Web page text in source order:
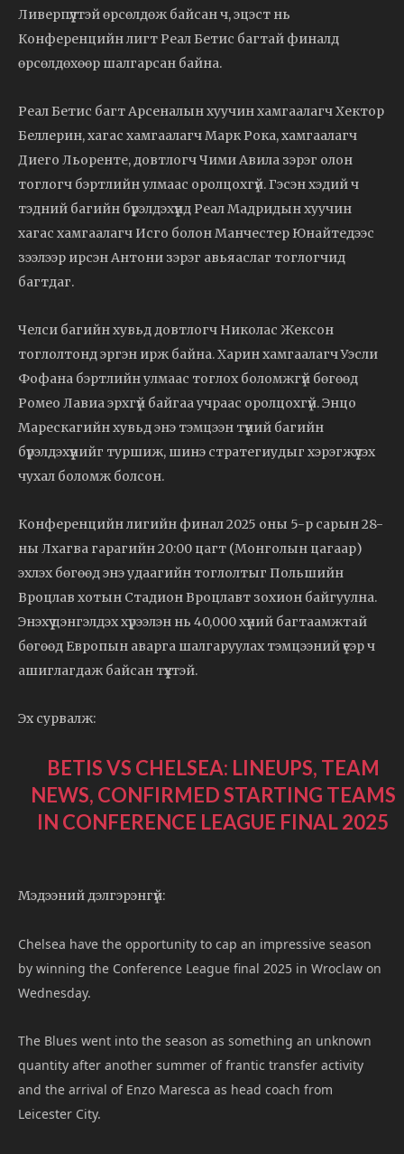
Ливерпүүлтэй өрсөлдөж байсан ч, эцэст нь
Конференцийн лигт Реал Бетис багтай финалд
өрсөлдөхөөр шалгарсан байна.
Реал Бетис багт Арсеналын хуучин хамгаалагч Хектор
Беллерин, хагас хамгаалагч Марк Рока, хамгаалагч
Диего Льоренте, довтлогч Чими Авила зэрэг олон
тоглогч бэртлийн улмаас оролцохгүй. Гэсэн хэдий ч
тэдний багийн бүрэлдэхүүнд Реал Мадридын хуучин
хагас хамгаалагч Исго болон Манчестер Юнайтедээс
зээлээр ирсэн Антони зэрэг авьяаслаг тоглогчид
багтдаг.
Челси багийн хувьд довтлогч Николас Жексон
тоглолтонд эргэн ирж байна. Харин хамгаалагч Уэсли
Фофана бэртлийн улмаас тоглох боломжгүй бөгөөд
Ромео Лавиа эрхгүй байгаа учраас оролцохгүй. Энцо
Марескагийн хувьд энэ тэмцээн түүний багийн
бүрэлдэхүүнийг туршиж, шинэ стратегиудыг хэрэгжүүлэх
чухал боломж болсон.
Конференцийн лигийн финал 2025 оны 5-р сарын 28-
ны Лхагва гарагийн 20:00 цагт (Монголын цагаар)
эхлэх бөгөөд энэ удаагийн тоглолтыг Польшийн
Вроцлав хотын Стадион Вроцлавт зохион байгуулна.
Энэхүү цэнгэлдэх хүрээлэн нь 40,000 хүний багтаамжтай
бөгөөд Европын аварга шалгаруулах тэмцээний үеэр ч
ашиглагдаж байсан түүхтэй.
Эх сурвалж:
BETIS VS CHELSEA: LINEUPS, TEAM
NEWS, CONFIRMED STARTING TEAMS
IN CONFERENCE LEAGUE FINAL 2025
Мэдээний дэлгэрэнгүй:
Chelsea have the opportunity to cap an impressive season
by winning the Conference League final 2025 in Wroclaw on
Wednesday.
The Blues went into the season as something an unknown
quantity after another summer of frantic transfer activity
and the arrival of Enzo Maresca as head coach from
Leicester City.